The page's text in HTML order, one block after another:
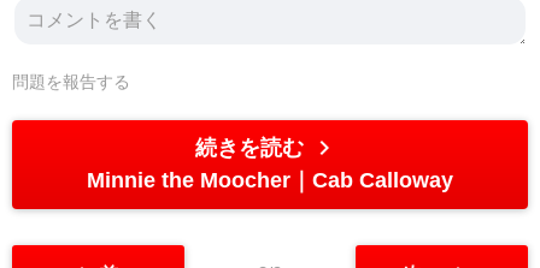
問題を報告する
続きを読む chevron_right
Minnie the Moocher Cab Calloway